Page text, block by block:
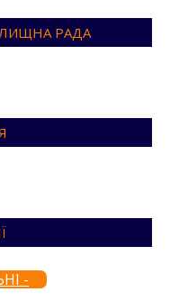
РАДА
-